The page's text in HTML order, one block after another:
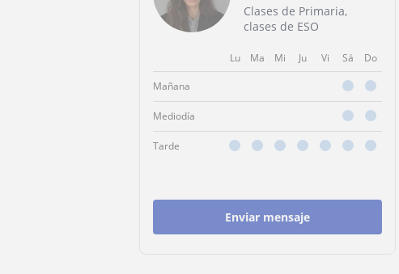
Clases de Primaria,
clases de ESO
Lu Ma Mi Ju Vi Sá Do
Mañana
Mediodía
Tarde
Enviar mensaje